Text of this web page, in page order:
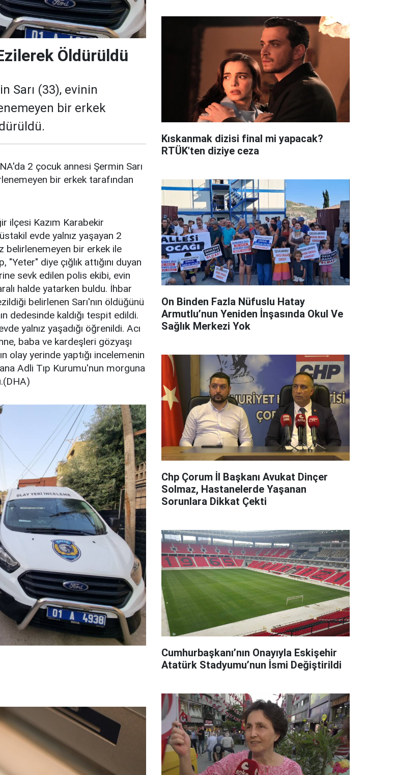
Öldürüldü
Sarı (33), evinin
bir erkek
2 çocuk annesi Şermin Sarı
bir erkek tarafından
ilçesi Kazım Karabekir
evde yalnız yaşayan 2
belirlenemeyen bir erkek ile
"Yeter" diye çığlık attığını duyan
sevk edilen polis ekibi, evin
halde yatarken buldu. İhbar
belirlenen Sarı'nın öldüğünü
dedesinde kaldığı tespit edildi.
yalnız yaşadığı öğrenildi. Acı
baba ve kardeşleri gözyaşı
olay yerinde yaptığı incelemenin
Adli Tıp Kurumu'nun morguna
Kıskanmak dizisi final mi yapacak?
RTÜK'ten diziye ceza
On Binden Fazla Nüfuslu Hatay
Armutlu’nun Yeniden İnşasında Okul Ve
Sağlık Merkezi Yok
Chp Çorum İl Başkanı Avukat Dinçer
Solmaz, Hastanelerde Yaşanan
Sorunlara Dikkat Çekti
Cumhurbaşkanı’nın Onayıyla Eskişehir
Atatürk Stadyumu’nun İsmi Değiştirildi